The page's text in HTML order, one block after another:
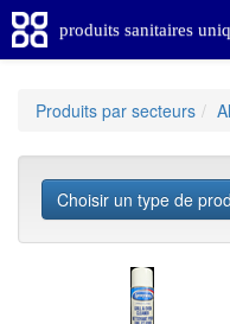
produits sanitaires
Produits par secteurs
Choisir un type de